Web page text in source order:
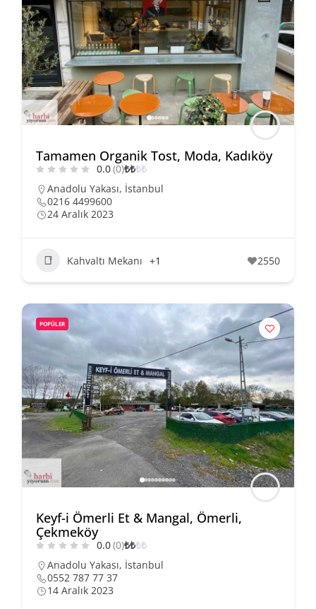
Tamamen Organik Tost, Moda, Kadıköy
0.0(0)₺₺₺₺
Anadolu Yakası, İstanbul
0216 4499600
24 Aralık 2023
Kahvaltı Mekanı +1 2550
POPÜLER
Keyf-i Ömerli Et & Mangal, Ömerli,
Çekmeköy
0.0(0)₺₺₺₺
Anadolu Yakası, İstanbul
0552 787 77 37
14 Aralık 2023